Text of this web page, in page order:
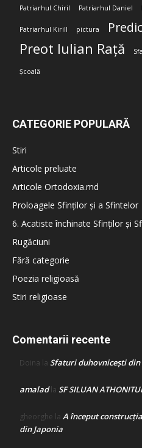
Patriarhul Chiril Patriarhul Daniel
Patriarhul Kirill pictura
Preot Iulian Rață
Școală
CATEGORIE POPULARĂ
Stiri
Articole preluate
Articole Ortodoxia.md
Proloagele Sfinților și a Sfintelor
6. Acatiste închinate Sfinților și
Rugăciuni
Fără categorie
Poezia religioasă
Stiri religioase
Comentarii recente
Doina la Sfaturi duhovnicești din
amaladla SF SILUAN
gheorghe la A început
din Japonia